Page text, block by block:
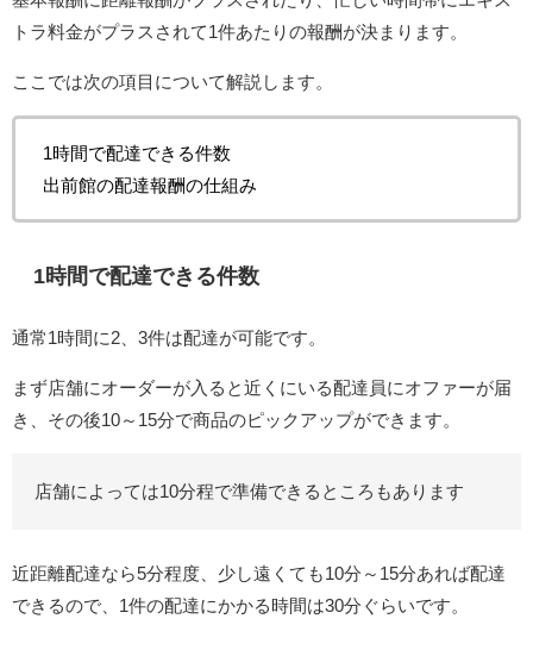
トラ料金がプラスされて1件あたりの報酬が決まります。
ここでは次の項目について解説します。
1時間で配達できる件数
出前館の配達報酬の仕組み
1時間で配達できる件数
通常1時間に2、3件は配達が可能です。
まず店舗にオーダーが入ると近くにいる配達員にオファーが届
き、その後10～15分で商品のピックアップができます。
店舗によっては10分程で準備できるところもあります
近距離配達なら5分程度、少し遠くても10分～15分あれば配達
できるので、1件の配達にかかる時間は30分ぐらいです。